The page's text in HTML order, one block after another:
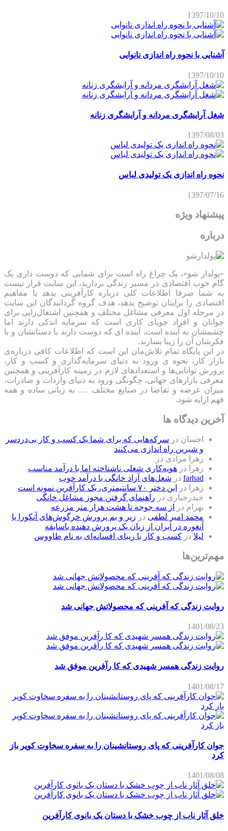
1397/10/10
شغل آرایشگری مردانه و آرایشگری زنانه
1397/08/03
نحوه راه اندازی یک تولیدی لباس
1397/07/16
پیشنهاد ویژه
درباره
«پولدار شو»، یک چراغ راه است برای شمایی که دوست داری یک
گام خوب اقتصادی در مسیر زندگی بردارید، این سایت قرار نیست
به شما صرفا اطلاعات کلی درباره کارآفرینی بدهد یا مفاهیم
اقتصادی را برایتان توضیح بدهد، هدف گروه گردانندگان این سایت
در مرحله اول معرفی مشاغل مختلف و همچنین اشتغال‌زایی برای
جوانان و افراد جویای کاری است که سرمایه اندکی دارند اما
چشمشان به آینده است، آینده ای که دوست دارند با دستانشان و با
فکرشان آن را زیبا بسازند.
در این پایگاه تمام تلاش‌مان این است که ‌اطلاعات کافی درباره‌ی
بازار کار، نحوه ی ورود به دنیای سرمایه‌گذاری و کسب و کار،
پرورش توانایی‌ها و استعدادهای لازم در زمینه کارآفرینی و همچنین
معرفی بازارهای جهانی، چگونگی ورود به دنیای واردات و صادرات،
میزان عرضه و تقاضا در صنایع مختلف …. به زبانی ساده و همه
فهم ارایه شود.
آخرین دیدگاه ها
احساندر
سرکه‌هایی که برای شما یک کسب و کار بی‌دردسر
و شیرین راه اندازی می‌کنند
زهرا مرادی
farhadدر شغل‌های آزاد خانگی با درآمد خوب
زهرا
حیدرجباری درراهنمای گرفتن مجوز مشاغل خانگی
بهرام
در
از سه جوجه تا هشت هزار متر مزرعه
محمد امیر لطفیدر
آنغوره در ایران از زبان یک پرورش دهنده باسابقه
لیلادر کسب و کار با زیبای افسانه‌ای به نام طاووس
مهم‌ترین‌ها
روایت زندگی همسر شهیدی که کا رآفرین موفق شد
1401/08/17
جوان کارآفرینی که پای روستانشینان را به سفره سخاوت کویر باز
کرد
1401/08/08
خلق آثار ناب از چوب خشک با دستان یک بانوی کارآفرین
1401/06/12
کوه ها و گیاهان دارویی یک فرصت است